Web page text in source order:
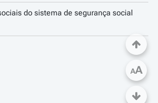
do sistema de segurança social
AA